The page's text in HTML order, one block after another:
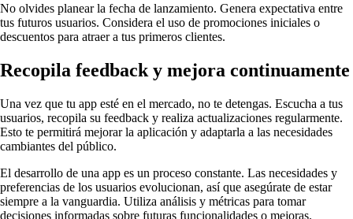
No olvides planear la fecha de lanzamiento. Genera expectativa entre
tus futuros usuarios. Considera el uso de promociones iniciales o
descuentos para atraer a tus primeros clientes.
Recopila feedback y mejora continuamente
Una vez que tu app esté en el mercado, no te detengas. Escucha a tus
usuarios, recopila su feedback y realiza actualizaciones regularmente.
Esto te permitirá mejorar la aplicación y adaptarla a las necesidades
cambiantes del público.
El desarrollo de una app es un proceso constante. Las necesidades y
preferencias de los usuarios evolucionan, así que asegúrate de estar
siempre a la vanguardia. Utiliza análisis y métricas para tomar
decisiones informadas sobre futuras funcionalidades o mejoras.